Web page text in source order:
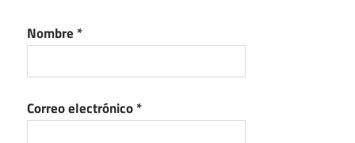
Nombre *
Correo electrónico*